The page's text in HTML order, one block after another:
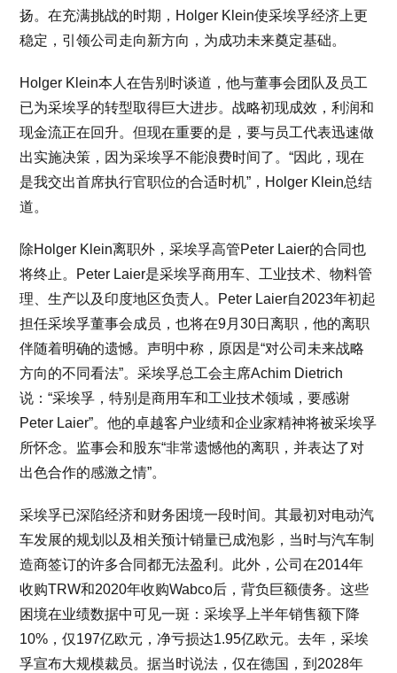
扬。在充满挑战的时期，Holger Klein使采埃孚经济上更
稳定，引领公司走向新方向，为成功未来奠定基础。
Holger Klein本人在告别时谈道，他与董事会团队及员工
已为采埃孚的转型取得巨大进步。战略初现成效，利润和
现金流正在回升。但现在重要的是，要与员工代表迅速做
出实施决策，因为采埃孚不能浪费时间了。“因此，现在
是我交出首席执行官职位的合适时机”，Holger Klein总结
道。
除Holger Klein离职外，采埃孚高管Peter Laier的合同也
将终止。Peter Laier是采埃孚商用车、工业技术、物料管
理、生产以及印度地区负责人。Peter Laier自2023年初起
担任采埃孚董事会成员，也将在9月30日离职，他的离职
伴随着明确的遗憾。声明中称，原因是“对公司未来战略
方向的不同看法”。采埃孚总工会主席Achim Dietrich
说：“采埃孚，特别是商用车和工业技术领域，要感谢
Peter Laier”。他的卓越客户业绩和企业家精神将被采埃孚
所怀念。监事会和股东“非常遗憾他的离职，并表达了对
出色合作的感激之情”。
采埃孚已深陷经济和财务困境一段时间。其最初对电动汽
车发展的规划以及相关预计销量已成泡影，当时与汽车制
造商签订的许多合同都无法盈利。此外，公司在2014年
收购TRW和2020年收购Wabco后，背负巨额债务。这些
困境在业绩数据中可见一斑：采埃孚上半年销售额下降
10%，仅197亿欧元，净亏损达1.95亿欧元。去年，采埃
孚宣布大规模裁员。据当时说法，仅在德国，到2028年